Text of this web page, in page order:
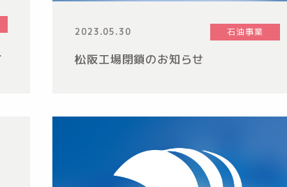
2023.05.30 石油事業
松阪工場閉鎖のお知らせ